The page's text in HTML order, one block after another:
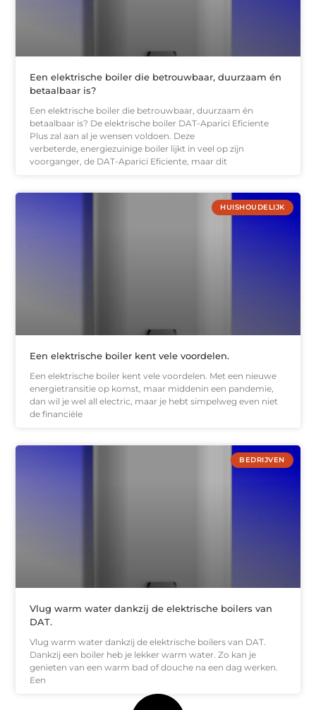
Een elektrische boiler die betrouwbaar, duurzaam én
betaalbaar is?
Een elektrische boiler die betrouwbaar, duurzaam én
betaalbaar is? De elektrische boiler DAT-Aparici Eficiente
Plus zal aan al je wensen voldoen. Deze
verbeterde, energiezuinige boiler lijkt in veel op zijn
voorganger, de DAT-Aparici Eficiente, maar dit
HUISHOUDELIJK
Een elektrische boiler kent vele voordelen.
Een elektrische boiler kent vele voordelen. Met een nieuwe
energietransitie op komst, maar middenin een pandemie,
dan wil je wel all electric, maar je hebt simpelweg even niet
de financiële
BEDRIJVEN
Vlug warm water dankzij de elektrische boilers van
DAT.
Vlug warm water dankzij de elektrische boilers van DAT.
Dankzij een boiler heb je lekker warm water. Zo kan je
genieten van een warm bad of douche na een dag werken.
Een